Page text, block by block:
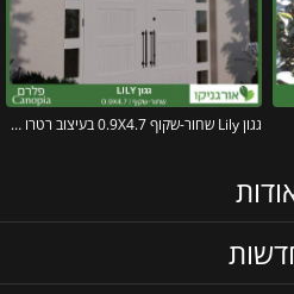
גגון Lily שחור-שקוף 0.9X4.7 בעיצוב רטרו מבית פלרם – Canopia